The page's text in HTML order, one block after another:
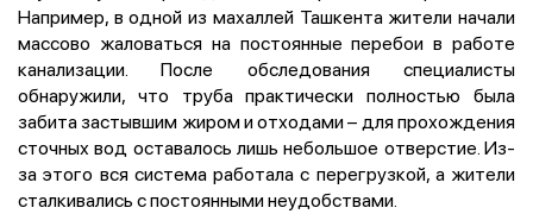
Например, в одной из махаллей Ташкента жители начали
массово жаловаться на постоянные перебои в работе
канализации. После обследования специалисты
обнаружили, что труба практически полностью была
забита застывшим жиром и отходами – для прохождения
сточных вод оставалось лишь небольшое отверстие. Из-
за этого вся система работала с перегрузкой, а жители
сталкивались с постоянными неудобствами.